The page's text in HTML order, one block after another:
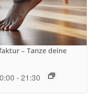
– Tanze deine
- 21:30